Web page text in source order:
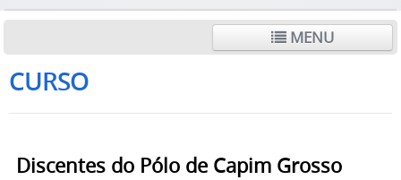
MENU
CURSO
Discentes do Pólo de Capim Grosso